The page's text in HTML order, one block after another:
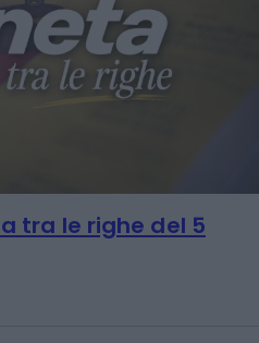
tra le righe del 5